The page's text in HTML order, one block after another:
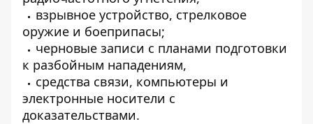
взрывное устройство, стрелковое
оружие и боеприпасы;
черновые записи с планами подготовки
к разбойным нападениям,
средства связи, компьютеры и
электронные носители с
доказательствами.